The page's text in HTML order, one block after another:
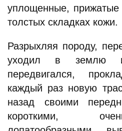
уплощенные, прижатые
толстых складках кожи.
Разрыхляя породу,
уходил в землю
передвигался,
каждый раз новую
назад своими
короткими,